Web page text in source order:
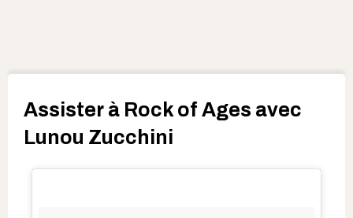
Assister à Rock of Ages avec
Lunou Zucchini